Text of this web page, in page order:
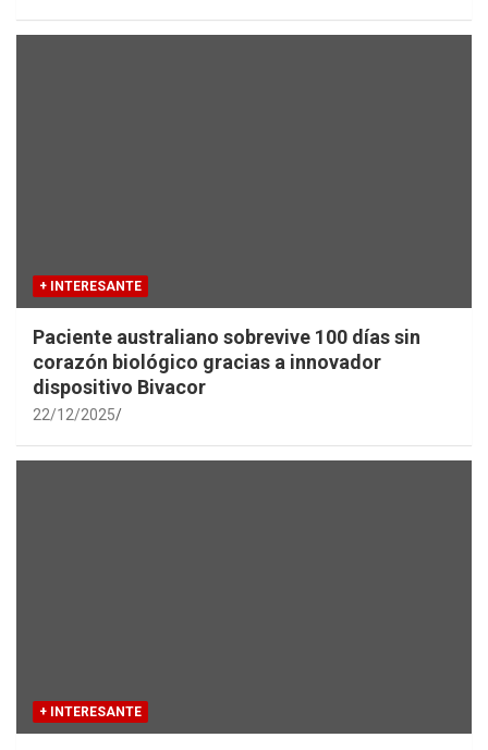
+ INTERESANTE
Paciente australiano sobrevive 100 días sin
corazón biológico gracias a innovador
dispositivo Bivacor
22/12/2025
+ INTERESANTE